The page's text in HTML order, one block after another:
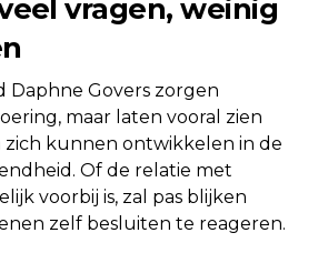
vragen, weinig
Daphne Govers zorgen
maar laten vooral zien
zich kunnen ontwikkelen in de
Of de relatie met
voorbij is, zal pas blijken
zelf besluiten te reageren.